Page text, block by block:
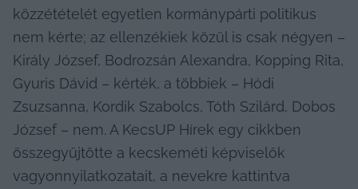
közzétételét egyetlen kormánypárti politikus
nem kérte; az ellenzékiek közül is csak négyen –
Király József, Bodrozsán Alexandra, Kopping Rita,
Gyuris Dávid – kérték, a többiek – Hódi
Zsuzsanna, Kordik Szabolcs, Tóth Szilárd, Dobos
József – nem. A KecsUP Hírek egy cikkben
összegyűjtötte a kecskeméti képviselők
vagyonnyilatkozatait, a nevekre kattintva